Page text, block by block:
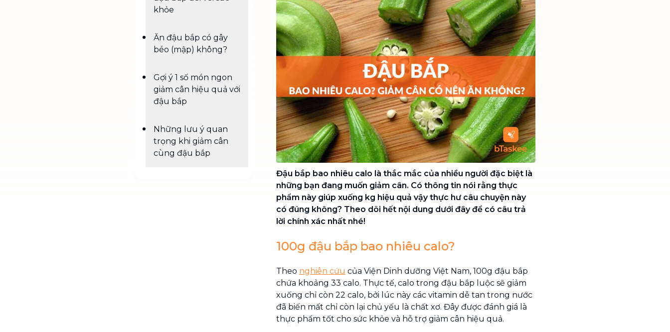
Chuyển nhà trọn gói, không lo dọn
dẹp nơi đi nơi đến
Vệ sinh công nghiệp NEW
Vệ sinh chuyên nghiệp cho văn
phòng, nhà xưởng, công trình lớn
khỏe
Ăn đậu bắp có gây
béo (mập) không?
Gợi ý 1 số món ngon
giảm cân hiệu quả với
đậu bắp
Những lưu ý quan
trọng khi giảm cân
cùng đậu bắp
Đậu bắp bao nhiêu calo là thắc mắc của nhiều người đặc biệt là
những bạn đang muốn giảm cân. Có thông tin nói rằng thực
phẩm này giúp xuống kg hiệu quả vậy thực hư câu chuyện này
có đúng không? Theo dõi hết nội dung dưới đây để có câu trả
lời chính xác nhất nhé!
100g đậu bắp bao nhiêu calo?
Theo nghiên cứu của Viện Dinh dưỡng Việt Nam, 100g đậu bắp
chứa khoảng 33 calo. Thực tế, calo trong đậu bắp luộc sẽ giảm
xuống chỉ còn 22 calo, bởi lúc này các vitamin dễ tan trong nước
đã biến mất chỉ còn lại chủ yếu là chất xơ. Đây được đánh giá là
thực phẩm tốt cho sức khỏe và hỗ trợ giảm cân hiệu quả.